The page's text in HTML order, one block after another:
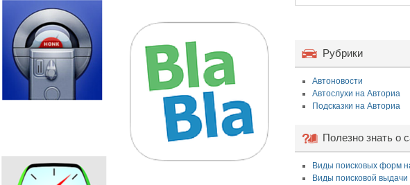
Рубрики
Автоновости
Автослухи на Авториа
Подсказки на Авториа
Полезно знать о
Виды поисковых форм
Виды поисковой